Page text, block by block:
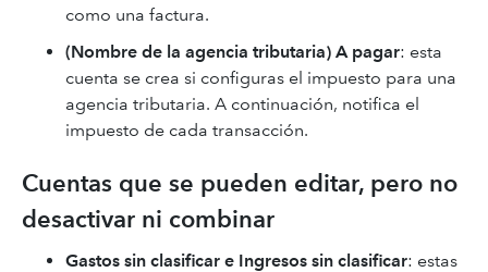
como una factura.
(Nombre de la agencia tributaria) A pagar: esta
cuenta se crea si configuras el impuesto para una
agencia tributaria. A continuación, notifica el
impuesto de cada transacción.
Cuentas que se pueden editar, pero no
desactivar ni combinar
Gastos sin clasificar e Ingresos sin clasificar: estas